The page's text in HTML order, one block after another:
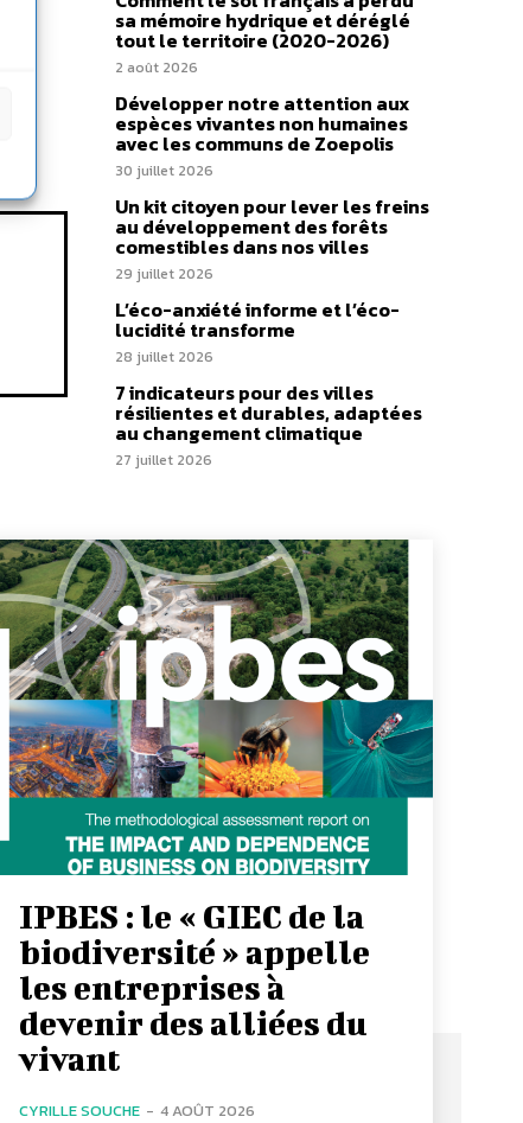
sa mémoire hydrique et déréglé
tout le territoire (2020-2026)
2 août 2026
Développer notre attention aux
espèces vivantes non humaines
avec les communs de Zoepolis
30 juillet 2026
Un kit citoyen pour lever les freins
au développement des forêts
comestibles dans nos villes
29 juillet 2026
L’éco-anxiété informe et l’éco-
lucidité transforme
28 juillet 2026
7 indicateurs pour des villes
résilientes et durables, adaptées
au changement climatique
27 juillet 2026
IPBES : le « GIEC de la
biodiversité » appelle
les entreprises à
devenir des alliées du
vivant
CYRILLE SOUCHE - 4 AOÛT 2026